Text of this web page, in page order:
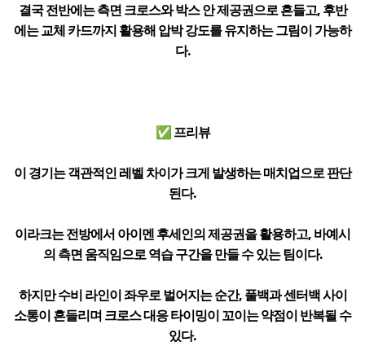
결국 전반에는 측면 크로스와 박스 안 제공권으로 흔들고, 후반
에는 교체 카드까지 활용해 압박 강도를 유지하는 그림이 가능하
다.
✅ 프리뷰
이 경기는 객관적인 레벨 차이가 크게 발생하는 매치업으로 판단
된다.
이라크는 전방에서 아이멘 후세인의 제공권을 활용하고, 바예시
의 측면 움직임으로 역습 구간을 만들 수 있는 팀이다.
하지만 수비 라인이 좌우로 벌어지는 순간, 풀백과 센터백 사이
소통이 흔들리며 크로스 대응 타이밍이 꼬이는 약점이 반복될 수
있다.